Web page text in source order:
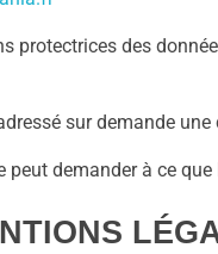
protectrices des
sur demande
peut demander à ce